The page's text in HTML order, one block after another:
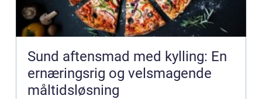
Sund aftensmad med kylling: En
ernæringsrig og velsmagende
måltidsløsning